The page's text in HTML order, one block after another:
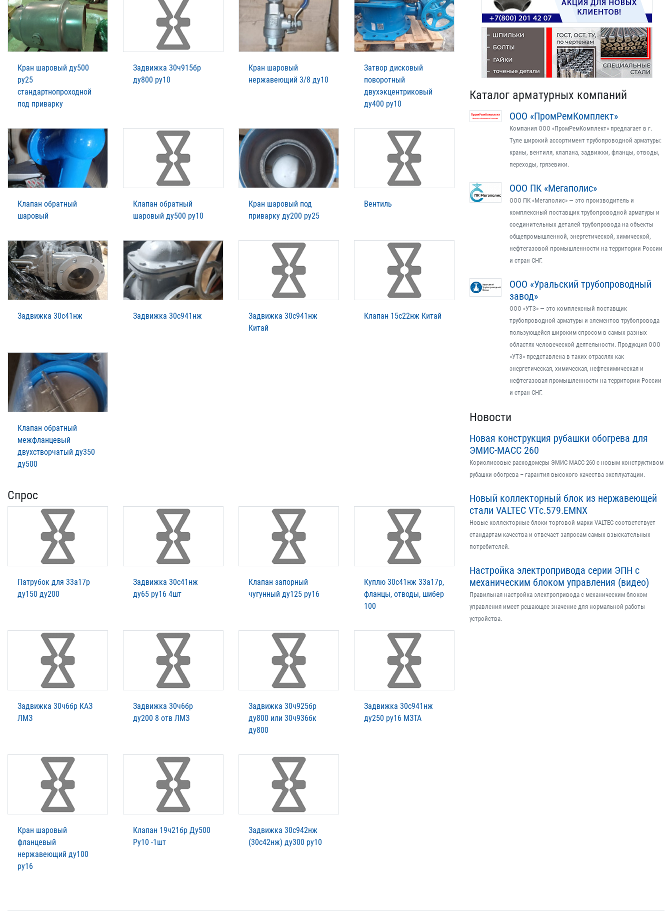
Кран шаровый ду500
ру25
стандартнопроходной
под приварку
Задвижка 30ч915бр
ду800 ру10
Кран шаровый
нержавеющий 3/8 ду10
Затвор дисковый
поворотный
двухэкцентриковый
ду400 ру10
Клапан обратный
шаровый
Клапан обратный
шаровый ду500 ру10
Кран шаровый под
приварку ду200 ру25
Вентиль
Задвижка 30с41нж Задвижка 30с941нж
Задвижка 30с941нж
Китай
Клапан 15с22нж Китай
Клапан обратный
межфланцевый
двухстворчатый ду350
ду500
Спрос
Патрубок для 33а17р
ду150 ду200
Задвижка 30с41нж
ду65 ру16 4шт
Клапан запорный
чугунный ду125 ру16
Куплю 30с41нж 33а17р,
фланцы, отводы, шибер
100
Задвижка 30ч6бр КАЗ
ЛМЗ
Задвижка 30ч6бр
ду200 8 отв ЛМЗ
Задвижка 30ч925бр
ду800 или 30ч936бк
ду800
Задвижка 30с941нж
ду250 ру16 МЗТА
Кран шаровый
фланцевый
нержавеющий ду100
ру16
Клапан 19ч21бр Ду500
Ру10 -1шт
Задвижка 30с942нж
(30с42нж) ду300 ру10
Каталог арматурных компаний
ООО «ПромРемКомплект»
Компания ООО «ПромРемКомплект» предлагает в г.
Туле широкий ассортимент трубопроводной арматуры:
краны, вентиля, клапана, задвижки, фланцы, отводы,
переходы, грязевики.
ООО ПК «Мегаполис»
ООО ПК «Мегаполис» — это производитель и
комплексный поставщик трубопроводной арматуры и
соединительных деталей трубопровода на объекты
общепромышленной, энергетической, химической,
нефтегазовой промышленности на территории России
и стран СНГ.
ООО «Уральский трубопроводный
завод»
ООО «УТЗ» — это комплексный поставщик
трубопроводной арматуры и элементов трубопровода
пользующейся широким спросом в самых разных
областях человеческой деятельности. Продукция ООО
«УТЗ» представлена в таких отраслях как
энергетическая, химическая, нефтехимическая и
нефтегазовая промышленности на территории России
и стран СНГ.
Новости
Новая конструкция рубашки обогрева для
ЭМИС-МАСС 260
Кориолисовые расходомеры ЭМИС-МАСС 260 с новым конструктивом
рубашки обогрева – гарантия высокого качества эксплуатации.
Новый коллекторный блок из нержавеющей
стали VALTEC VTс.579.EMNX
Новые коллекторные блоки торговой марки VALTEC соответствует
стандартам качества и отвечает запросам самых взыскательных
потребителей.
Настройка электропривода серии ЭПН с
механическим блоком управления (видео)
Правильная настройка электропривода с механическим блоком
управления имеет решающее значение для нормальной работы
устройства.